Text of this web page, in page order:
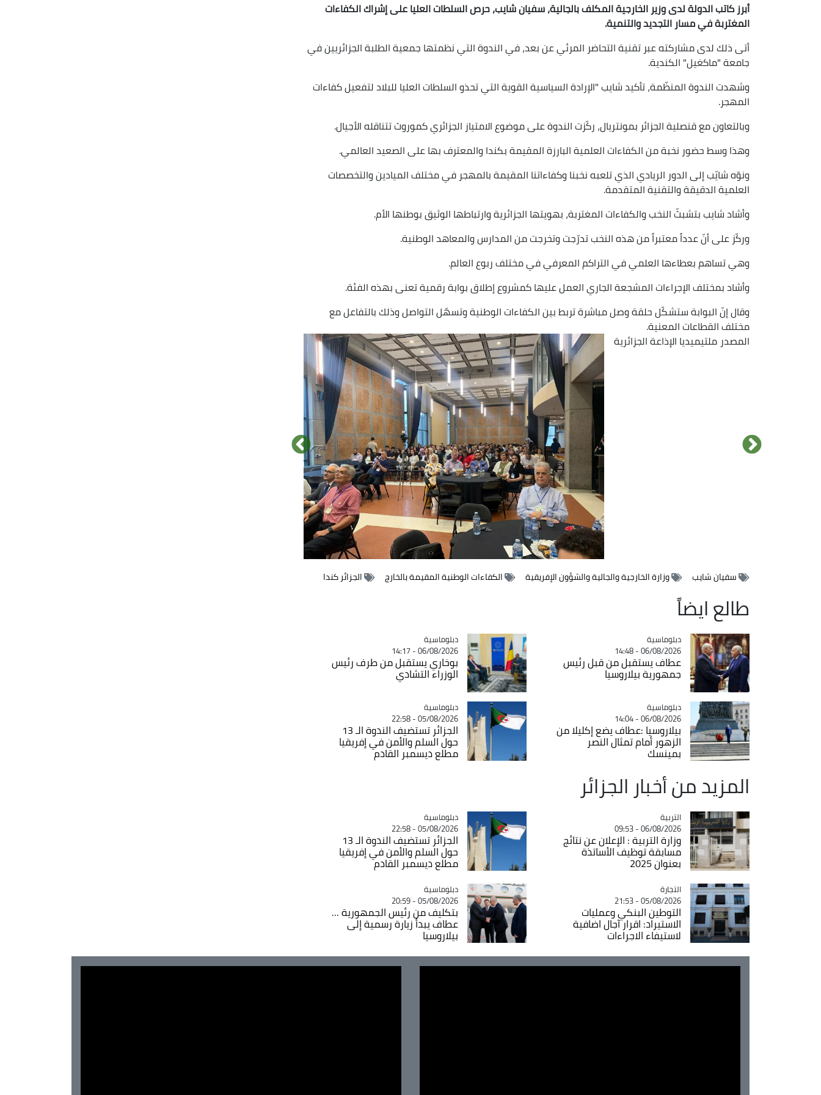
أبرز كاتب الدولة لدى وزير الخارجية المكلف بالجالية، سفيان شايب، حرص السلطات العليا على إشراك الكفاءات
المغتربة في مسار التجديد والتنمية.
أتى ذلك لدى مشاركته عبر تقنية التحاضر المرئي عن بعد، في الندوة التي نظمتها جمعية الطلبة الجزائريين في
جامعة "ماكغيل" الكندية.
وشهدت الندوة المنظّمة، تأكيد شايب "الإرادة السياسية القوية التي تحذو السلطات العليا للبلاد لتفعيل كفاءات
المهجر.
وبالتعاون مع قنصلية الجزائر بمونتريال، ركّزت الندوة على موضوع الامتياز الجزائري كموروث تتناقله الأجيال.
وهذا وسط حضور نخبة من الكفاءات العلمية البارزة المقيمة بكندا والمعترف بها على الصعيد العالمي.
ونوّه شايّب إلى الدور الريادي الذي تلعبه نخبنا وكفاءاتنا المقيمة بالمهجر في مختلف الميادين والتخصصات
العلمية الدقيقة والتقنية المتقدمة.
وأشاد شايب بتشبثّ النخب والكفاءات المغتربة، بهويتها الجزائرية وارتباطها الوثيق بوطنها الأم.
وركّز على أنّ عدداً معتبراً من هذه النخب تدرّجت وتخرجت من المدارس والمعاهد الوطنية.
وهي تساهم بعطاءها العلمي في التراكم المعرفي في مختلف ربوع العالم.
وأشاد بمختلف الإجراءات المشجعة الجاري العمل عليها كمشروع إطلاق بوابة رقمية تعنى بهذه الفئة.
وقال إنّ البوابة ستشكّل حلقة وصل مباشرة تربط بين الكفاءات الوطنية وتسهّل التواصل وذلك بالتفاعل مع
مختلف القطاعات المعنية.
المصدر ملتيميديا الإذاعة الجزائرية الصورة
الصورة
الصورة
الصورة
الصورة
الصورة
الصورة
الصورة
الصورة
سفيان شايب وزارة الخارجية والجالية والشؤون الإفريقية الكفاءات الوطنية المقيمة بالخارج الجزائر كندا
طالع ايضاً
Catégorie
دبلوماسية
06/08/2026 - 14:48
عطاف يستقبل من قبل رئيس
جمهورية بيلاروسيا
Catégorie
دبلوماسية
06/08/2026 - 14:17
بوخاري يستقبل من طرف رئيس
الوزراء التشادي
Catégorie
دبلوماسية
06/08/2026 - 14:04
بيلاروسيا :عطاف يضع إكليلا من
الزهور أمام تمثال النصر
بمينسك
Catégorie
دبلوماسية
05/08/2026 - 22:58
الجزائر تستضيف الندوة الـ 13
حول السلم والأمن في إفريقيا
مطلع ديسمبر القادم
المزيد من أخبار الجزائر
Catégorie
التربية
06/08/2026 - 09:53
وزارة التربية : الإعلان عن نتائج
مسابقة توظيف الأساتذة
بعنوان 2025
Catégorie
دبلوماسية
05/08/2026 - 22:58
الجزائر تستضيف الندوة الـ 13
حول السلم والأمن في إفريقيا
مطلع ديسمبر القادم
Catégorie
التجارة
05/08/2026 - 21:53
التوطين البنكي وعمليات
الاستيراد: اقرار آجال اضافية
لاستيفاء الاجراءات
Catégorie
دبلوماسية
05/08/2026 - 20:59
بتكليف من رئيس الجمهورية ...
عطاف يبدأ زيارة رسمية إلى
بيلاروسيا